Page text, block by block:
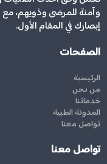
وآمنة للمرضى وذويهم،
إبصارك في المقام الأول.
الصفحات
الرئيسية
من نحن
خدماتنا
المدونة الطبية
تواصل معنا
تواصل معنا